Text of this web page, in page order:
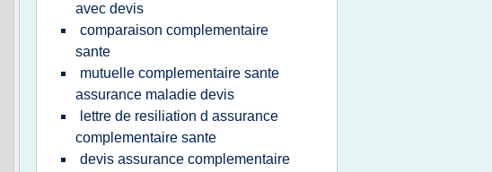
avec devis
comparaison complementaire
sante
mutuelle complementaire sante
assurance maladie devis
lettre de resiliation d assurance
complementaire sante
devis assurance complementaire